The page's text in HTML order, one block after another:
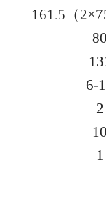
161.5（
6-
2
1